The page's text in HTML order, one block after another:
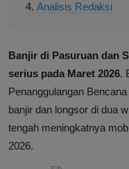
Analisis Redaksi
Banjir di Pasuruan dan
serius pada Maret 2026.
Penanggulangan
banjir dan longsor di dua
tengah meningkatnya
2026.